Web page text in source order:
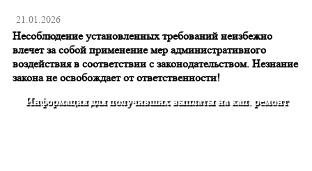
21.01.2026
Несоблюдение установленных требований неизбежно
влечет за собой применение мер административного
воздействия в соответствии с законодательством. Незнание
закона не освобождает от ответственности!
Информация для получивших выплаты на кап. ремонт